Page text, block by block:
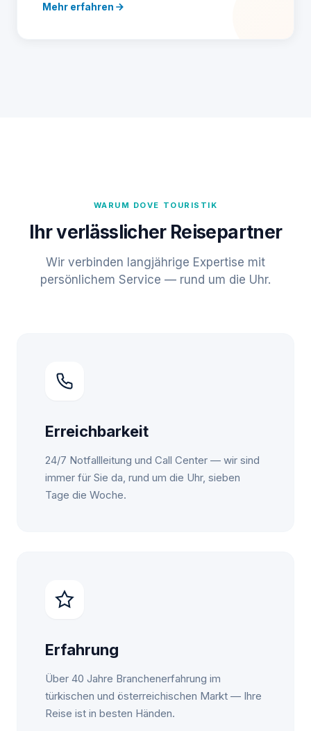
Mehr erfahren
WARUM DOVE TOURISTIK
Ihr verlässlicher Reisepartner
Wir verbinden langjährige Expertise mit
persönlichem Service — rund um die Uhr.
Erreichbarkeit
24/7 Notfallleitung und Call Center — wir sind
immer für Sie da, rund um die Uhr, sieben
Tage die Woche.
Erfahrung
Über 40 Jahre Branchenerfahrung im
türkischen und österreichischen Markt — Ihre
Reise ist in besten Händen.